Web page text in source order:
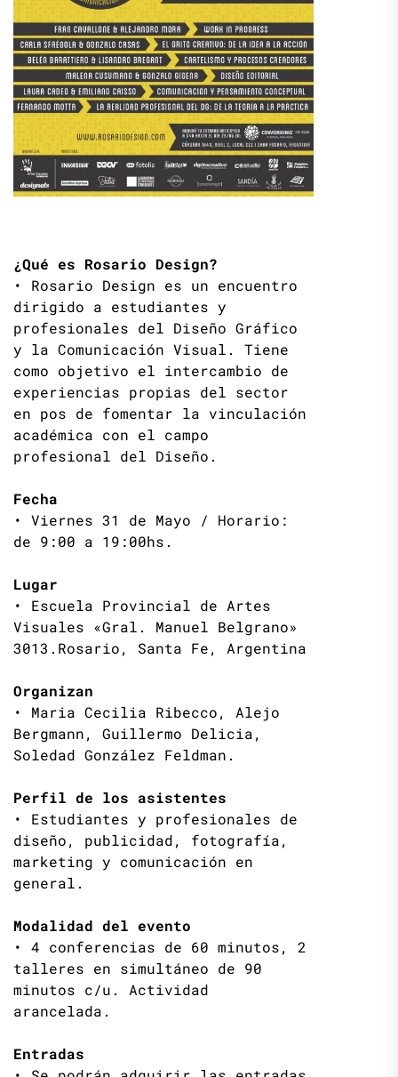
¿Qué es Rosario Design?
• Rosario Design es un encuentro
dirigido a estudiantes y
profesionales del Diseño Gráfico
y la Comunicación Visual. Tiene
como objetivo el intercambio de
experiencias propias del sector
en pos de fomentar la vinculación
académica con el campo
profesional del Diseño.
Fecha
• Viernes 31 de Mayo / Horario:
de 9:00 a 19:00hs.
Lugar
• Escuela Provincial de Artes
Visuales «Gral. Manuel Belgrano»
3013.Rosario, Santa Fe, Argentina
Organizan
• Maria Cecilia Ribecco, Alejo
Bergmann, Guillermo Delicia,
Soledad González Feldman.
Perfil de los asistentes
• Estudiantes y profesionales de
diseño, publicidad, fotografía,
marketing y comunicación en
general.
Modalidad del evento
• 4 conferencias de 60 minutos, 2
talleres en simultáneo de 90
minutos c/u. Actividad
arancelada.
Entradas